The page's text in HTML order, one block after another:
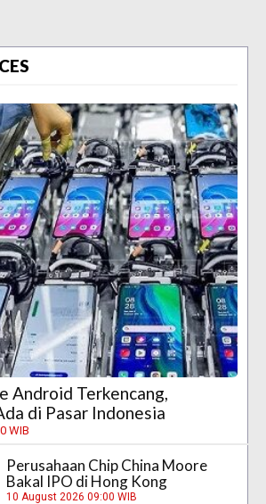
Android Terkencang,
di Pasar Indonesia
WIB
Perusahaan Chip China Moore
Bakal IPO di Hong Kong
10 August 2026 09:00 WIB